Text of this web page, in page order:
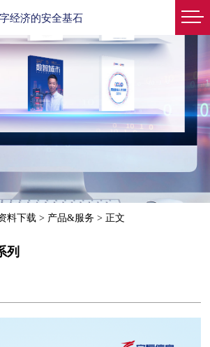
经济的安全基石
料下载 > 产品&服务 > 正文
列